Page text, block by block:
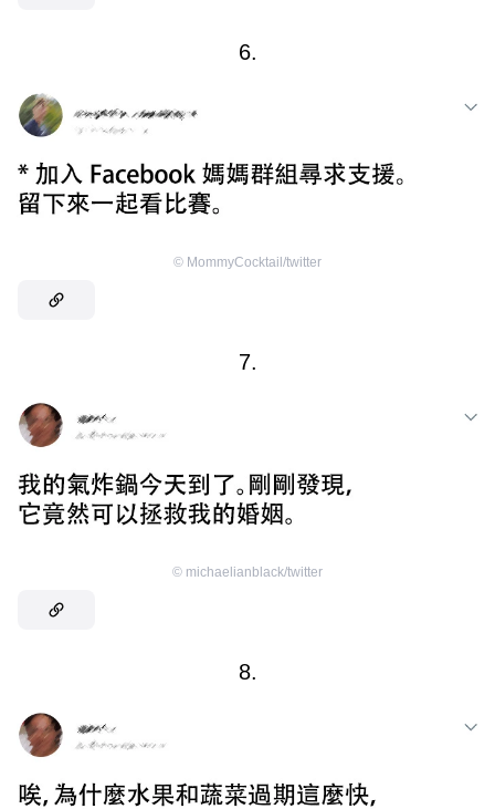
6.
© MommyCocktail/twitter
7.
© michaelianblack/twitter
8.